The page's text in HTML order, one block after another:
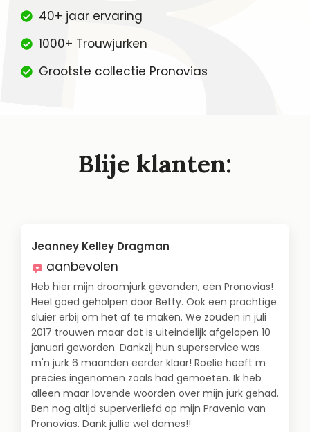
40+ jaar ervaring
1000+ Trouwjurken
Grootste collectie Pronovias
Blije klanten:
Jeanney Kelley Dragman
aanbevolen
Heb hier mijn droomjurk gevonden, een Pronovias!
Heel goed geholpen door Betty. Ook een prachtige
sluier erbij om het af te maken. We zouden in juli
2017 trouwen maar dat is uiteindelijk afgelopen 10
januari geworden. Dankzij hun superservice was
m'n jurk 6 maanden eerder klaar! Roelie heeft m
precies ingenomen zoals had gemoeten. Ik heb
alleen maar lovende woorden over mijn jurk gehad.
Ben nog altijd superverliefd op mijn Pravenia van
Pronovias. Dank jullie wel dames!!